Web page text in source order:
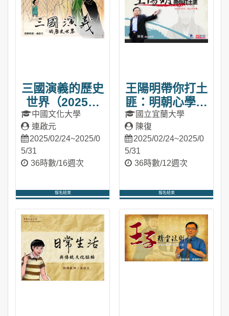
三國演義的歷史
世界（2025春
季班）
中國文化大學
連啟元
2025/02/24~2025/0
5/31
36時數/16週次
報名結束
王陽明帶你打土
匪：明朝心學的
智慧發展史
（2025春季
班）
國立宜蘭大學
陳復
2025/02/24~2025/0
5/31
36時數/12週次
報名結束